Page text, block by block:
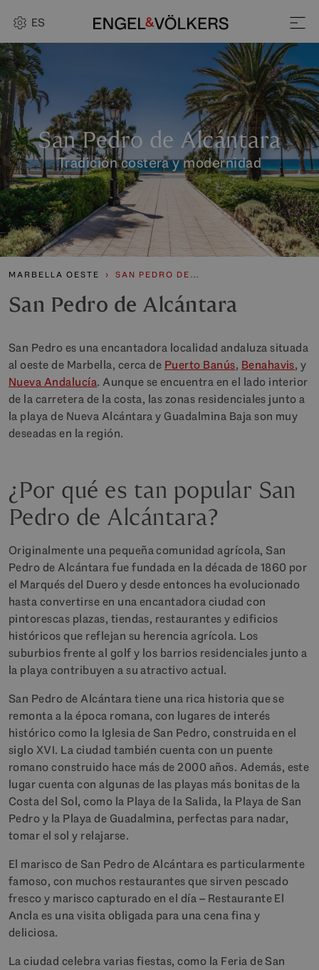
ES
San Pedro de Alcántara
Tradición costera y modernidad
MARBELLA OESTE SAN PEDRO DE…
San Pedro de Alcántara
San Pedro es una encantadora localidad andaluza situada
al oeste de Marbella, cerca de Puerto Banús, Benahavis, y
Nueva Andalucía. Aunque se encuentra en el lado interior
de la carretera de la costa, las zonas residenciales junto a
la playa de Nueva Alcántara y Guadalmina Baja son muy
deseadas en la región.
¿Por qué es tan popular San
Pedro de Alcántara?
Originalmente una pequeña comunidad agrícola, San
Pedro de Alcántara fue fundada en la década de 1860 por
el Marqués del Duero y desde entonces ha evolucionado
hasta convertirse en una encantadora ciudad con
pintorescas plazas, tiendas, restaurantes y edificios
históricos que reflejan su herencia agrícola. Los
suburbios frente al golf y los barrios residenciales junto a
la playa contribuyen a su atractivo actual.
San Pedro de Alcántara tiene una rica historia que se
remonta a la época romana, con lugares de interés
histórico como la Iglesia de San Pedro, construida en el
siglo XVI. La ciudad también cuenta con un puente
romano construido hace más de 2000 años. Además, este
lugar cuenta con algunas de las playas más bonitas de la
Costa del Sol, como la Playa de la Salida, la Playa de San
Pedro y la Playa de Guadalmina, perfectas para nadar,
tomar el sol y relajarse.
El marisco de San Pedro de Alcántara es particularmente
famoso, con muchos restaurantes que sirven pescado
fresco y marisco capturado en el día – Restaurante El
Ancla es una visita obligada para una cena fina y
deliciosa.
La ciudad celebra varias fiestas, como la Feria de San